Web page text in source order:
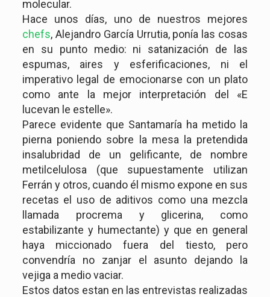
molecular.
Hace unos días, uno de nuestros mejores
chefs, Alejandro García Urrutia, ponía las cosas
en su punto medio: ni satanización de las
espumas, aires y esferificaciones, ni el
imperativo legal de emocionarse con un plato
como ante la mejor interpretación del «E
lucevan le estelle».
Parece evidente que Santamaría ha metido la
pierna poniendo sobre la mesa la pretendida
insalubridad de un gelificante, de nombre
metilcelulosa (que supuestamente utilizan
Ferrán y otros, cuando él mismo expone en sus
recetas el uso de aditivos como una mezcla
llamada procrema y glicerina, como
estabilizante y humectante) y que en general
haya miccionado fuera del tiesto, pero
convendría no zanjar el asunto dejando la
vejiga a medio vaciar.
Estos datos estan en las entrevistas realizadas